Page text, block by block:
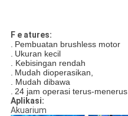
F e atures:
. Pembuatan brushless motor
. Ukuran kecil
. Kebisingan rendah
. Mudah dioperasikan,
. Mudah dibawa
. 24 jam operasi terus-menerus
Aplikasi:
Akuarium